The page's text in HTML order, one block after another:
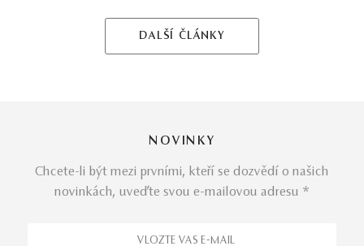
DALŠÍ ČLÁNKY
NOVINKY
Chcete-li být mezi prvními, kteří se dozvědí o našich
novinkách, uveďte svou e-mailovou adresu *